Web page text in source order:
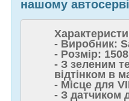
нашому
- Виробник:
- Розмір:
- З зеленим
відтінком в
- Місце для
- З датчиком